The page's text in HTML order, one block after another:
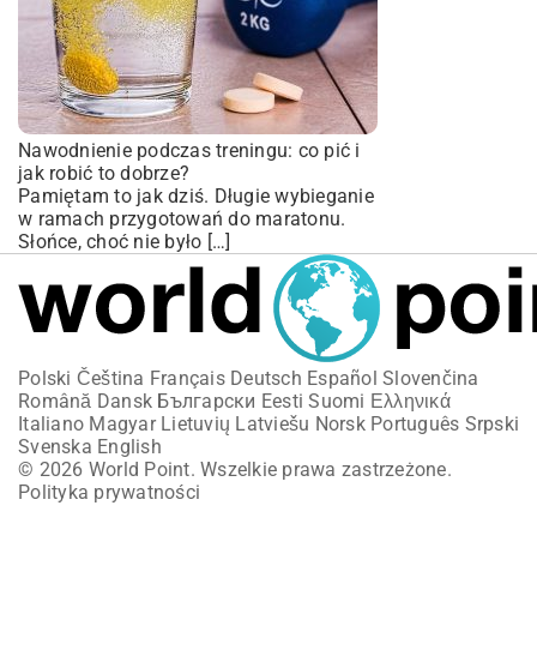
Nawodnienie podczas treningu: co pić i
jak robić to dobrze?
Pamiętam to jak dziś. Długie wybieganie
w ramach przygotowań do maratonu.
Słońce, choć nie było […]
Polski Čeština Français Deutsch Español Slovenčina
Română Dansk Български Eesti Suomi Ελληνικά
Italiano Magyar Lietuvių Latviešu Norsk Português Srpski
Svenska English
© 2026 World Point. Wszelkie prawa zastrzeżone.
Polityka prywatności